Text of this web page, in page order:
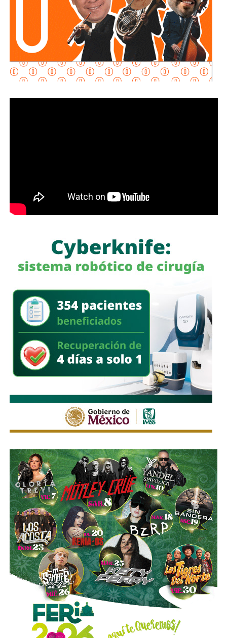
García Cázaresllamó a la ciudadanía a denunciar
cualquier conducta irregular y aclaró que el llamado no se
“apertura total” de la dependencia para recibir esas
delincuentes y asegura armas durante operativos en SLP